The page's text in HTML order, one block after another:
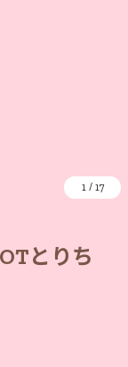
1/ 17
とりち